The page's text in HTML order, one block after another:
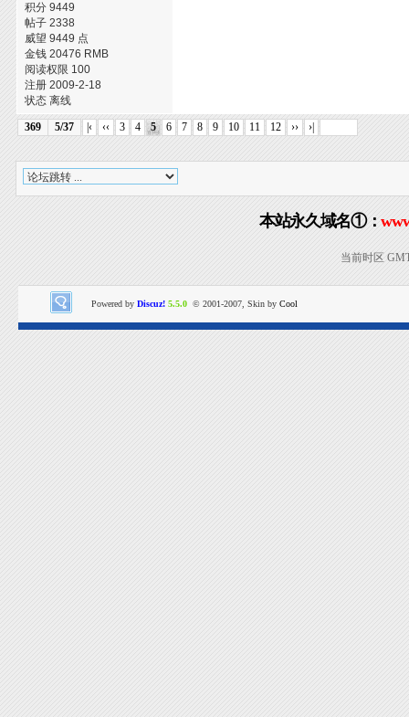
积分 9449
帖子 2338
威望 9449 点
金钱 20476 RMB
阅读权限 100
注册 2009-2-18
状态 离线
369 5/37 |‹ ‹‹ 3 4 5 6 7 8 9 10 11 12 ›› ›|
本站永久域名①：
当前时区
Powered by Discuz! 5.5.0 © 2001-2007, Skin by Cool